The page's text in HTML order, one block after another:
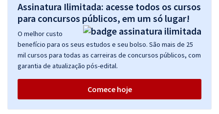
Assinatura Ilimitada: acesse todos os cursos
para concursos públicos, em um só lugar!
O melhor custo
benefício para os seus estudos e seu bolso. São mais de 25
mil cursos para todas as carreiras de concursos públicos, com
garantia de atualização pós-edital.
Comece hoje